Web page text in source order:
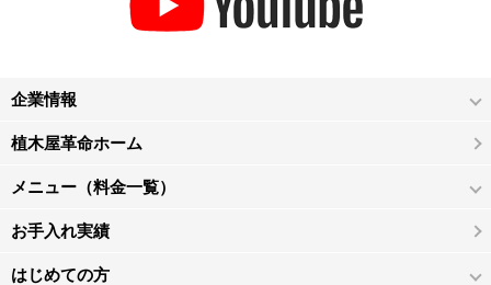
企業情報
植木屋革命ホーム
メニュー（料金一覧）
お手入れ実績
はじめての方